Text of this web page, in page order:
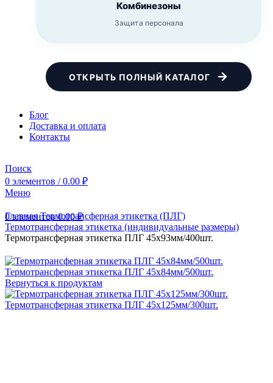
Комбинезоны
Защита персонала
ОТКРЫТЬ ПОЛНЫЙ КАТАЛОГ
Блог
Доставка и оплата
Контакты
Поиск
0 элементов / 0.00 ₽
Меню
0элементов 0.00₽
ГлавнаяТермотрансферная этикетка (ПЛГ)
Термотрансферная этикетка (индивидуальные размеры)
Термотрансферная этикетка ПЛГ 45х93мм/400шт.
Термотрансферная этикетка ПЛГ 45х84мм/500шт.
Вернуться к продуктам
Термотрансферная этикетка ПЛГ 45х125мм/300шт.